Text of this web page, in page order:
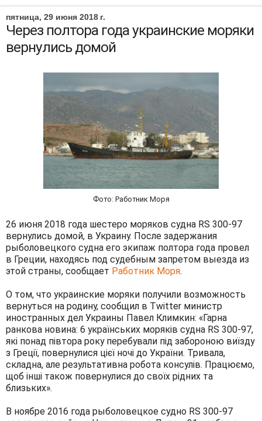
пятница, 29 июня 2018 г.
Через полтора года украинские моряки
вернулись домой
Фото: Работник Моря
26 июня 2018 года шестеро моряков судна RS 300-97
вернулись домой, в Украину. После задержания
рыболовецкого судна его экипаж полтора года провел
в Греции, находясь под судебным запретом выезда из
этой страны, сообщает Работник Моря.
О том, что украинские моряки получили возможность
вернуться на родину, сообщил в Twitter министр
иностранных дел Украины Павел Климкин: «Гарна
ранкова новина: 6 українських моряків судна RS 300-97,
які понад півтора року перебували під забороною виїзду
з Греції, повернулися цієї ночі до України. Тривала,
складна, але результативна робота консулів. Працюємо,
щоб інші також повернулися до своїх рідних та
близьких».
В ноябре 2016 года рыболовецкое судно RS 300-97